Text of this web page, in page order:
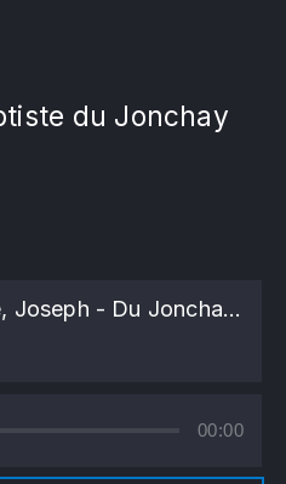
du Jonchay
Je vous salue, Joseph - Du Jonchay (soprane)
00:00